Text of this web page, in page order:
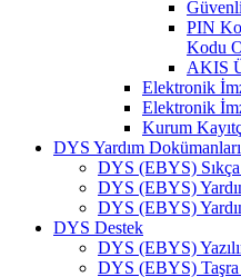
PIN
Kodu
AKIS
Elektronik
Elektronik
Kurum
DYS Yardım Dokümanları
DYS (EBYS)
DYS (EBYS)
DYS (EBYS)
DYS Destek
DYS (EBYS)
DYS (EBYS)